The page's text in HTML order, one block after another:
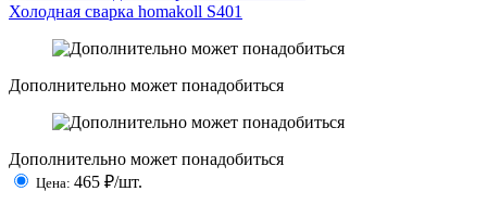
Холодная сварка homakoll S401
Дополнительно может понадобиться
Дополнительно может понадобиться
Цена: 465 ₽/шт.